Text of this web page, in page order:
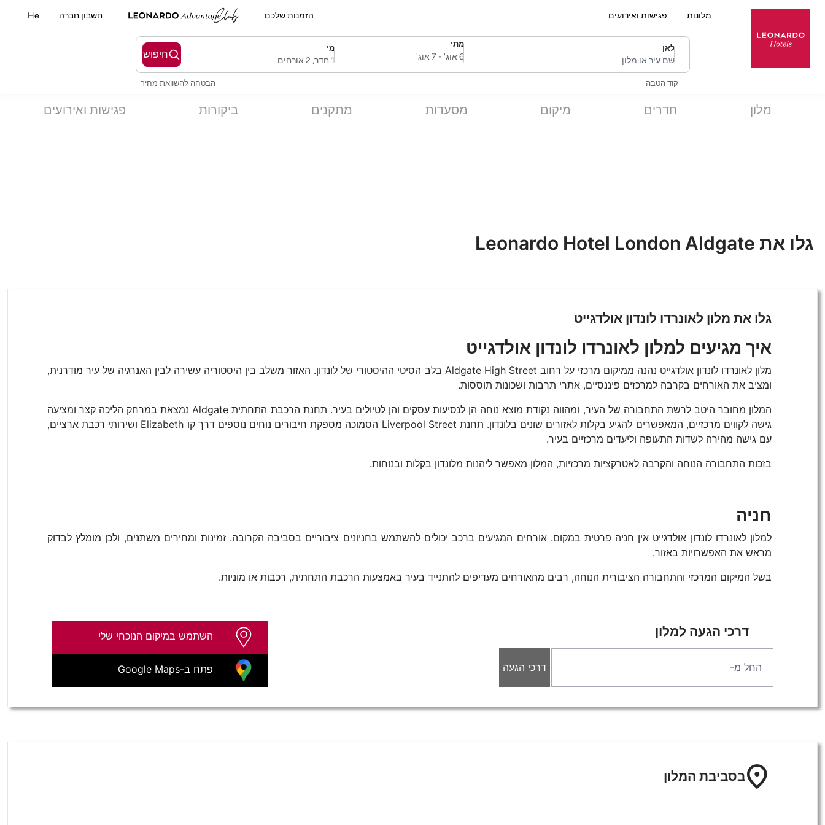
מלונות פגישות ואירועים הזמנות שלכם חשבון חברה He
לאן
שם עיר או מלון
מתי
SelectDate
6 אוג' - 7 אוג'
מי
Username1 חדר, 2 אורחים
חיפוש
קוד הטבה הבטחה להשוואת מחיר
מלון חדרים מיקום מסעדות מתקנים ביקורות פגישות ואירועים
גלו את Leonardo Hotel London Aldgate
גלו את מלון לאונרדו לונדון אולדגייט
איך מגיעים למלון לאונרדו לונדון אולדגייט
מלון לאונרדו לונדון אולדגייט נהנה ממיקום מרכזי על רחוב Aldgate High Street בלב הסיטי ההיסטורי של לונדון. האזור משלב בין היסטוריה עשירה לבין האנרגיה של עיר מודרנית,
ומציב את האורחים בקרבה למרכזים פיננסיים, אתרי תרבות ושכונות תוססות.
המלון מחובר היטב לרשת התחבורה של העיר, ומהווה נקודת מוצא נוחה הן לנסיעות עסקים והן לטיולים בעיר. תחנת הרכבת התחתית Aldgate נמצאת במרחק הליכה קצר ומציעה
גישה לקווים מרכזיים, המאפשרים להגיע בקלות לאזורים שונים בלונדון. תחנת Liverpool Street הסמוכה מספקת חיבורים נוחים נוספים דרך קו Elizabeth ושירותי רכבת ארציים,
עם גישה מהירה לשדות התעופה וליעדים מרכזיים בעיר.
בזכות התחבורה הנוחה והקרבה לאטרקציות מרכזיות, המלון מאפשר ליהנות מלונדון בקלות ובנוחות.
חניה
למלון לאונרדו לונדון אולדגייט אין חניה פרטית במקום. אורחים המגיעים ברכב יכולים להשתמש בחניונים ציבוריים בסביבה הקרובה. זמינות ומחירים משתנים, ולכן מומלץ לבדוק
מראש את האפשרויות באזור.
בשל המיקום המרכזי והתחבורה הציבורית הנוחה, רבים מהאורחים מעדיפים להתנייד בעיר באמצעות הרכבת התחתית, רכבות או מוניות.
דרכי הגעה למלון
דרכי הגעה
השתמש במיקום הנוכחי שלי
פתח ב-Google Maps
location_onבסביבת המלון